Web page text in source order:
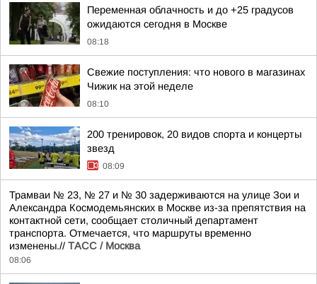
Переменная облачность и до +25 градусов
ожидаются сегодня в Москве
08:18
Свежие поступления: что нового в магазинах
Чижик на этой неделе
08:10
200 тренировок, 20 видов спорта и концерты
звезд
08:09
Трамваи № 23, № 27 и № 30 задерживаются на улице Зои и
Александра Космодемьянских в Москве из-за препятствия на
контактной сети, сообщает столичный департамент
транспорта. Отмечается, что маршруты временно
изменены.// ТАСС / Москва
08:06